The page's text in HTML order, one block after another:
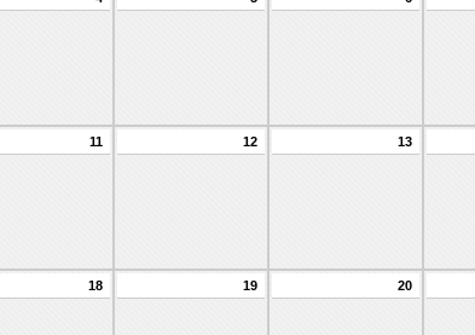
11 12 13
18 19 20